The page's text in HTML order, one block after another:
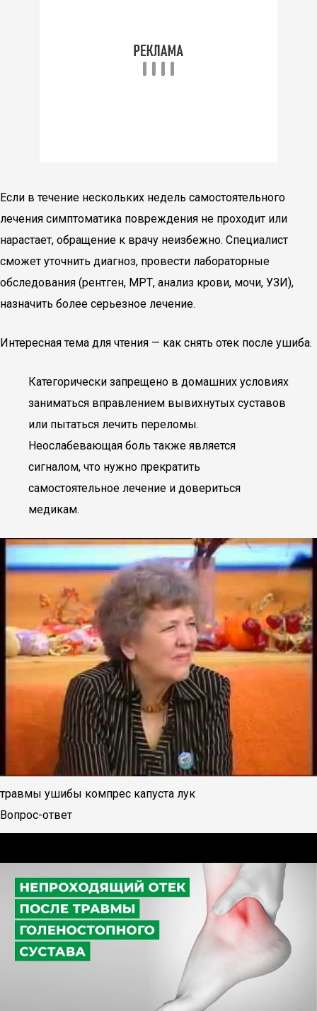
Если в течение нескольких недель самостоятельного
лечения симптоматика повреждения не проходит или
нарастает, обращение к врачу неизбежно. Специалист
сможет уточнить диагноз, провести лабораторные
обследования (рентген, МРТ, анализ крови, мочи, УЗИ),
назначить более серьезное лечение.
Интересная тема для чтения — как снять отек после ушиба.
Категорически запрещено в домашних условиях
заниматься вправлением вывихнутых суставов
или пытаться лечить переломы.
Неослабевающая боль также является
сигналом, что нужно прекратить
самостоятельное лечение и довериться
медикам.
травмы ушибы компрес капуста лук
Вопрос-ответ